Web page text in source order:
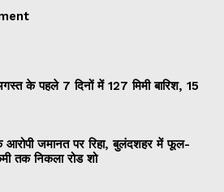
के पहले 7 दिनों में 127 मिमी बारिश, 15
जमानत पर रिहा, बुलंदशहर में फूल-
तक निकला रोड शो